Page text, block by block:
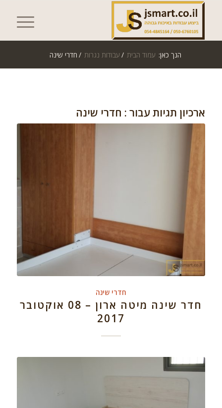
הנך כאן: עמוד הבית / עבודות נגרות / חדרי שינה
ארכיון תגיות עבור : חדרי שינה
חדרי שינה
חדר שינה מיטה ארון – 08 אוקטובר
2017